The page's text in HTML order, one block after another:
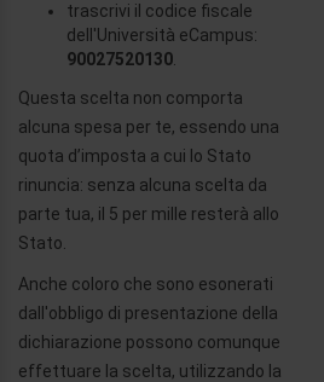
trascrivi il codice fiscale
dell'Università eCampus:
90027520130
Questa scelta non comporta
alcuna spesa per te, essendo una
quota d’imposta a cui lo Stato
rinuncia: senza alcuna scelta da
parte tua, il 5 per mille resterà allo
Stato.
Anche coloro che sono esonerati
dall'obbligo di presentazione della
dichiarazione possono comunque
effettuare la scelta, utilizzando la